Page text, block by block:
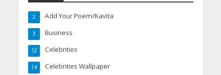
Add Your Poem/Kavita
2
Business
3
Celebrities
12
Celebrities Wallpaper
14